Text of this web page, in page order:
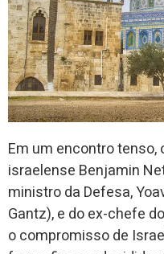
Em um encontro
israelense Benjamin
ministro da Defesa,
Gantz), e do ex-chefe
o compromisso de